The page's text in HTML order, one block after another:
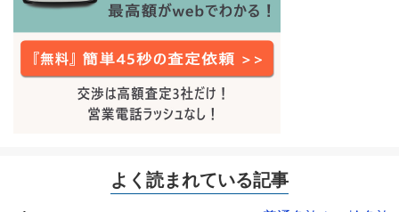
よく読まれている記事